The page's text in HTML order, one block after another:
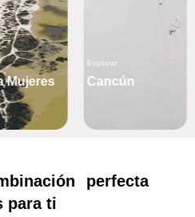
Mujeres
Explorar
Cancún
perfecta
para ti